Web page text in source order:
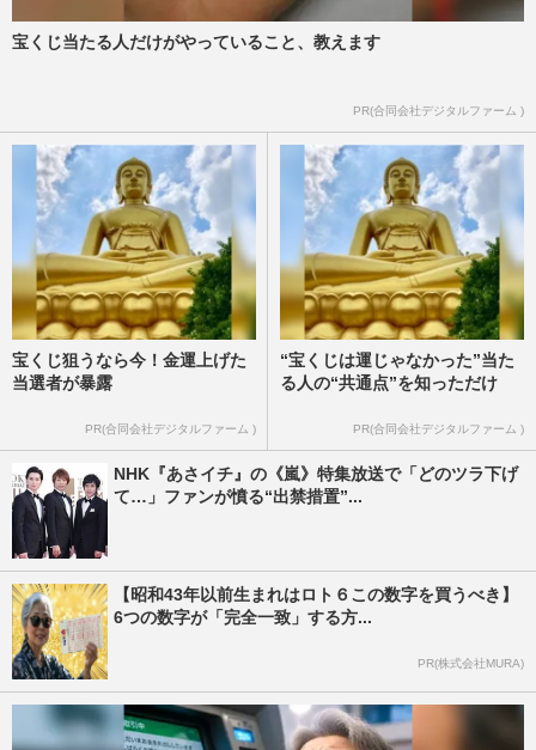
宝くじ当たる人だけがやっていること、教えます
PR(合同会社デジタルファーム )
宝くじ狙うなら今！金運上げた
当選者が暴露
PR(合同会社デジタルファーム )
“宝くじは運じゃなかった”当た
る人の“共通点”を知っただけ
PR(合同会社デジタルファーム )
NHK『あさイチ』の《嵐》特集放送で「どのツラ下げ
て…」ファンが憤る“出禁措置”...
【昭和43年以前生まれはロト６この数字を買うべき】
6つの数字が「完全一致」する方...
PR(株式会社MURA)